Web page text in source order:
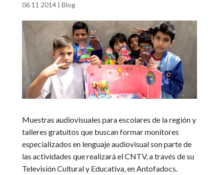
06 11 2014| Blog
Muestras audiovisuales para escolares de la región y
talleres gratuitos que buscan formar monitores
especializados en lenguaje audiovisual son parte de
las actividades que realizará el CNTV, a través de su
Televisión Cultural y Educativa, en Antofadocs.